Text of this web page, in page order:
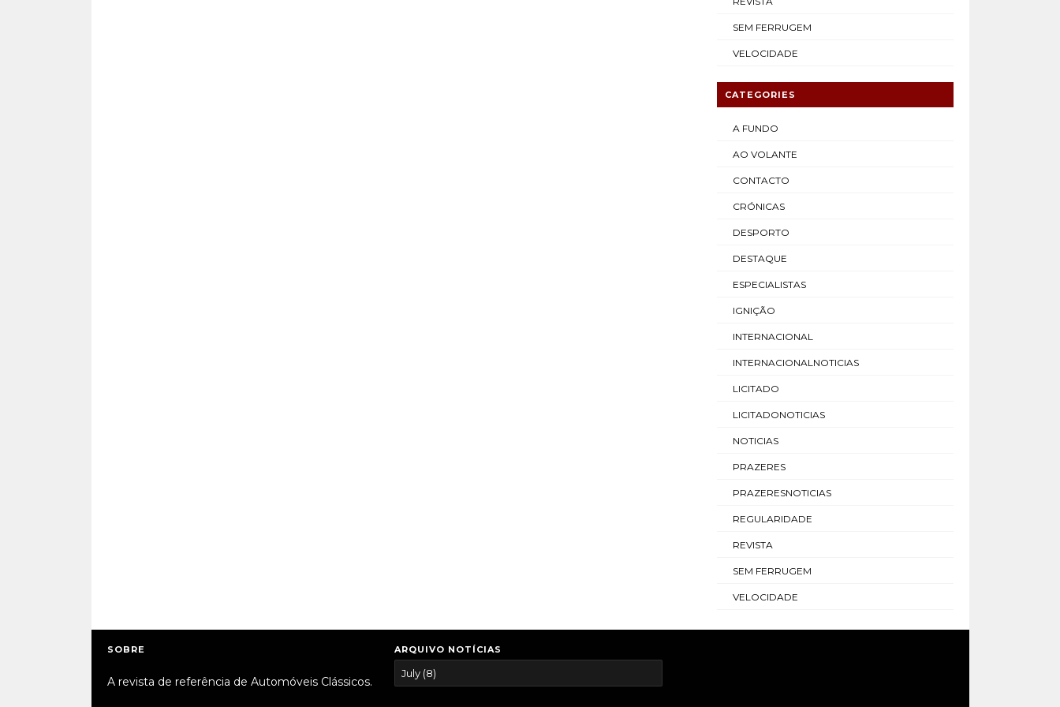
SEM FERRUGEM
VELOCIDADE
CATEGORIES
A FUNDO
AO VOLANTE
CONTACTO
CRÓNICAS
DESPORTO
DESTAQUE
ESPECIALISTAS
IGNIÇÃO
INTERNACIONAL
INTERNACIONALNOTICIAS
LICITADO
LICITADONOTICIAS
NOTICIAS
PRAZERES
PRAZERESNOTICIAS
REGULARIDADE
REVISTA
SEM FERRUGEM
VELOCIDADE
SOBRE
A revista de referência de Automóveis Clássicos.
ARQUIVO NOTÍCIAS